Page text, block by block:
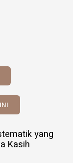
yang
Kasih